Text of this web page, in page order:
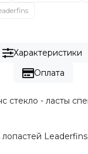
Характеристики
Оплата
- ласты
Leaderfins